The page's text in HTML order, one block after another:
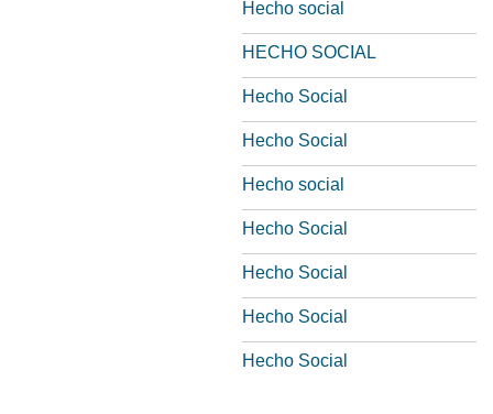
Hecho social
HECHO SOCIAL
Hecho Social
Hecho Social
Hecho social
Hecho Social
Hecho Social
Hecho Social
Hecho Social